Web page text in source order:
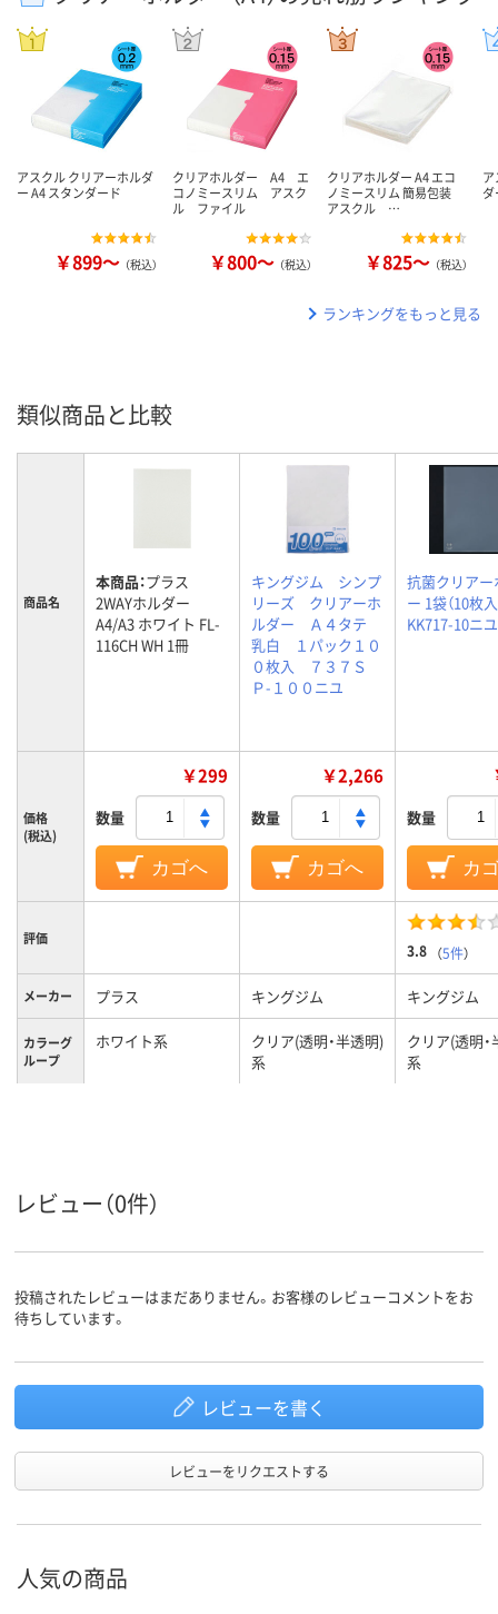
アスクル クリアーホルダ
ー A4 スタンダード
￥899～ （税込）
クリアホルダー A4 エ
コノミースリム アスク
ル ファイル
￥800～ （税込）
クリアホルダー A4 エコ
ノミースリム 簡易包装
アスクル …
￥825～ （税込）
ランキングをもっと見る
類似商品と比較
商品名
本商品：プラス
2WAYホルダー
A4/A3 ホワイト FL-
116CH WH 1冊
キングジム シンプ
リーズ クリアーホ
ルダー Ａ４タテ
乳白 １パック１０
０枚入 ７３７Ｓ
Ｐ-１００ニユ
抗菌クリアー
ー 1袋（10枚入
KK717-10ニユ
価格
(税込)
￥299
数量
カゴへ
￥2,266
数量
カゴへ
数量
カ
評価
3.8 （5件）
メーカー プラス キングジム キングジム
カラーグ
ループ
ホワイト系
クリア(透明・半透明)
系
クリア(透明
系
レビュー（0件）
投稿されたレビューはまだありません。お客様のレビューコメントをお
待ちしています。
レビューを書く
レビューをリクエストする
人気の商品